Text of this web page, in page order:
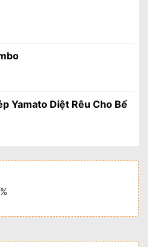
Yamato Diệt Rêu Cho Bể